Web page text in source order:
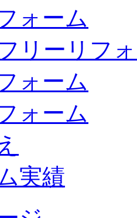
ォーム
リーリフ
ォーム
ォーム
実績